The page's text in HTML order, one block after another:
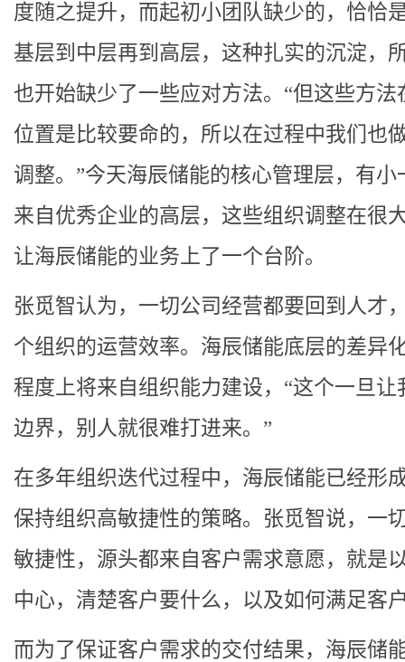
度随之提升，而起初小团队缺少的，恰恰
基层到中层再到高层，这种扎实的沉淀，
也开始缺少了一些应对方法。“但这些方法
位置是比较要命的，所以在过程中我们也
调整。”今天海辰储能的核心管理层，有小
来自优秀企业的高层，这些组织调整在很
让海辰储能的业务上了一个台阶。
张觅智认为，一切公司经营都要回到人才
个组织的运营效率。海辰储能底层的差异
程度上将来自组织能力建设，“这个一旦让
边界，别人就很难打进来。”
在多年组织迭代过程中，海辰储能已经形
保持组织高敏捷性的策略。张觅智说，一
敏捷性，源头都来自客户需求意愿，就是
中心，清楚客户要什么，以及如何满足客
而为了保证客户需求的交付结果，海辰储